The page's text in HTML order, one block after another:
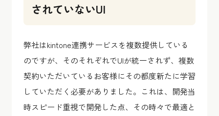
されていないUI
弊社はkintone連携サービスを複数提供している
のですが、そのそれぞれでUIが統一されず、複数
契約いただいているお客様にその都度新たに学習
していただく必要がありました。これは、開発当
時スピード重視で開発した点、その時々で最適と